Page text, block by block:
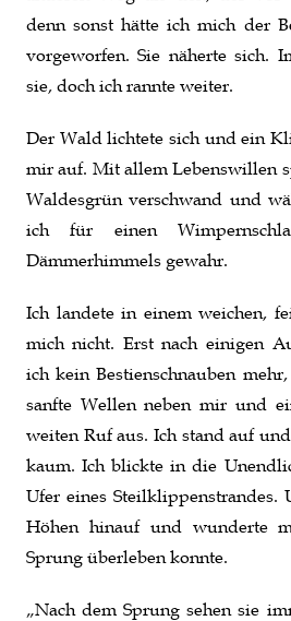
denn sonst hätte ich mich der
vorgeworfen. Sie näherte sich.
sie, doch ich rannte weiter.
Der Wald lichtete sich und ein
mir auf. Mit allem Lebenswillen
Waldesgrün verschwand und
ich für einen
Dämmerhimmels gewahr.
Ich landete in einem weichen,
mich nicht. Erst nach einigen
ich kein Bestienschnauben
sanfte Wellen neben mir und
weiten Ruf aus. Ich stand auf
kaum. Ich blickte in die
Ufer eines Steilklippenstrandes.
Höhen hinauf und wunderte
Sprung überleben konnte.
„Nach dem Sprung sehen sie